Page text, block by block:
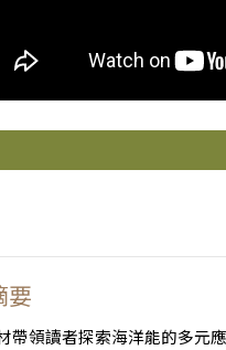
要
帶領讀者探索海洋能的多元